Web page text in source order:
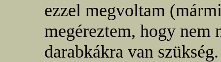
ezzel megvoltam
megéreztem, hogy nem
darabkákra van